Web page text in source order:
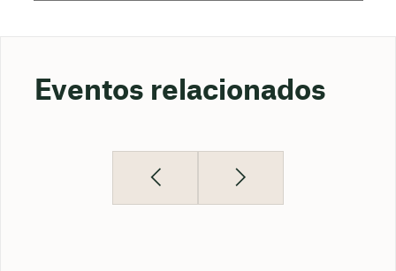
Eventos relacionados